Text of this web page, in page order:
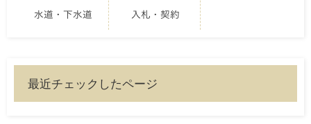
水道・下水道 入札・契約
最近チェックしたページ